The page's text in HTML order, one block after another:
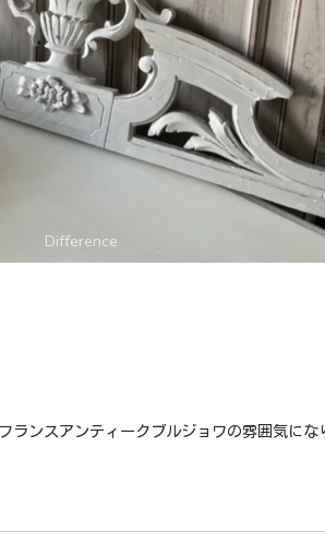
ランスアンティークブルジョワの雰囲気にな